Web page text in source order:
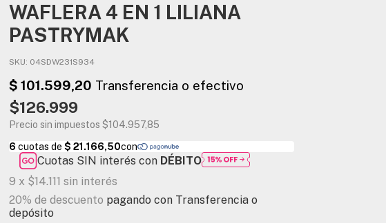
WAFLERA 4 EN 1 LILIANA
PASTRYMAK
SKU: 04SDW231S934
$126.999
Precio sin impuestos $104.957,85
Cuotas SIN interés con DÉBITO
9 x $14.111 sin interés
20% de descuento pagando con Transferencia o
depósito